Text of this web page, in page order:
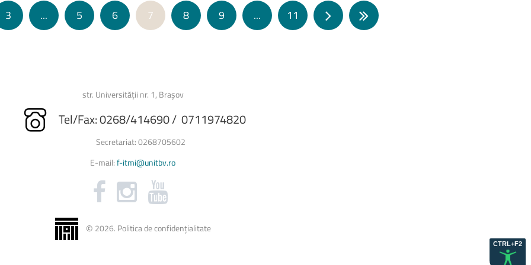
CTRL+F2
3 ... 5 6 7 8 9 ... 11
str. Universității nr. 1, Brașov
Tel/Fax: 0268/414690 / 0711974820
Secretariat: 0268705602
E-mail:f-itmi@unitbv.ro
© 2026. Politica de confidențialitate